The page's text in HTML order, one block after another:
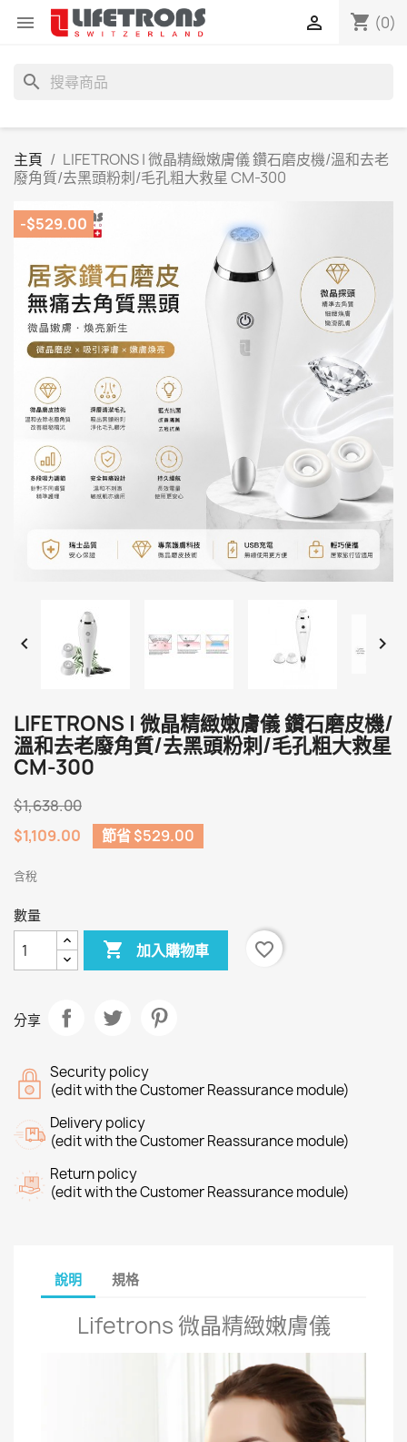
 shopping_cart (0)

search
主頁
LIFETRONS | 微晶精緻嫩膚儀 鑽石磨皮機/溫和去老
廢角質/去黑頭粉刺/毛孔粗大救星 CM-300
-$529.00
 
LIFETRONS | 微晶精緻嫩膚儀 鑽石磨皮機/
溫和去老廢角質/去黑頭粉刺/毛孔粗大救星
CM-300
$1,638.00
$1,109.00
節省 $529.00
含稅
數量
 加入購物車 favorite_border
分享
Security policy
(edit with the Customer Reassurance module)
Delivery policy
(edit with the Customer Reassurance module)
Return policy
(edit with the Customer Reassurance module)
說明 規格
Lifetrons 微晶精緻嫩膚儀